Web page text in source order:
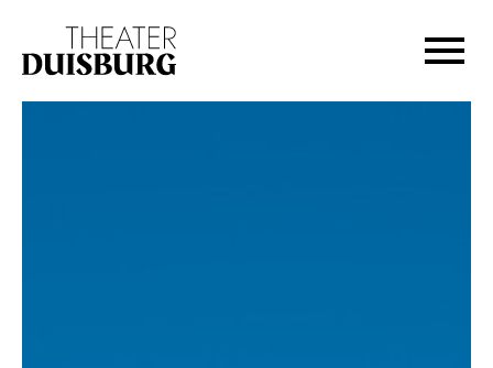
Zur Hauptnavigation springen
Zum Footer springen